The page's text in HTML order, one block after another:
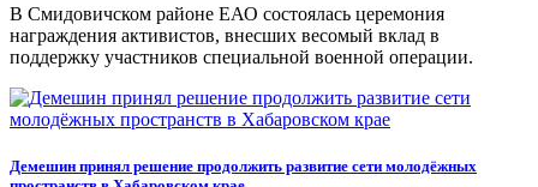
В Смидовичском районе ЕАО состоялась церемония
награждения активистов, внесших весомый вклад в
поддержку участников специальной военной операции.
Демешин принял решение продолжить развитие сети молодёжных